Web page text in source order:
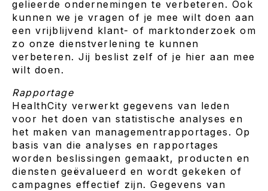
gelieerde ondernemingen te verbeteren. Ook
kunnen we je vragen of je mee wilt doen aan
een vrijblijvend klant- of marktonderzoek om
zo onze dienstverlening te kunnen
verbeteren. Jij beslist zelf of je hier aan mee
wilt doen.
Rapportage
HealthCity verwerkt gegevens van leden
voor het doen van statistische analyses en
het maken van managementrapportages. Op
basis van die analyses en rapportages
worden beslissingen gemaakt, producten en
diensten geëvalueerd en wordt gekeken of
campagnes effectief zijn. Gegevens van